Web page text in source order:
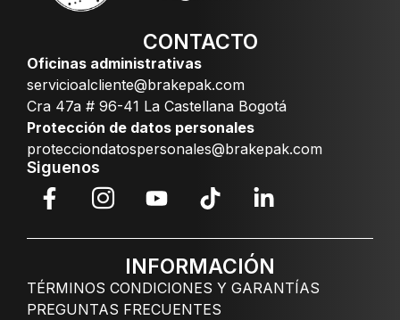
CONTACTO
Oficinas administrativas
servicioalcliente@brakepak.com
Cra 47a # 96-41 La Castellana Bogotá
Protección de datos personales
protecciondatospersonales@brakepak.com
Siguenos
INFORMACIÓN
TÉRMINOS CONDICIONES Y GARANTÍAS
PREGUNTAS FRECUENTES